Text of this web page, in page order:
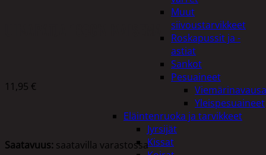
Muut
siivoustarvikkeet
Roskapussit ja -
astiat
Sankot
Pesuaineet
Yleispesuaineet
Eläintenruoka ja tarvikkeet
Jyrsijät
Kissat
11,95 €
Saatavuus: saatavilla varastossa